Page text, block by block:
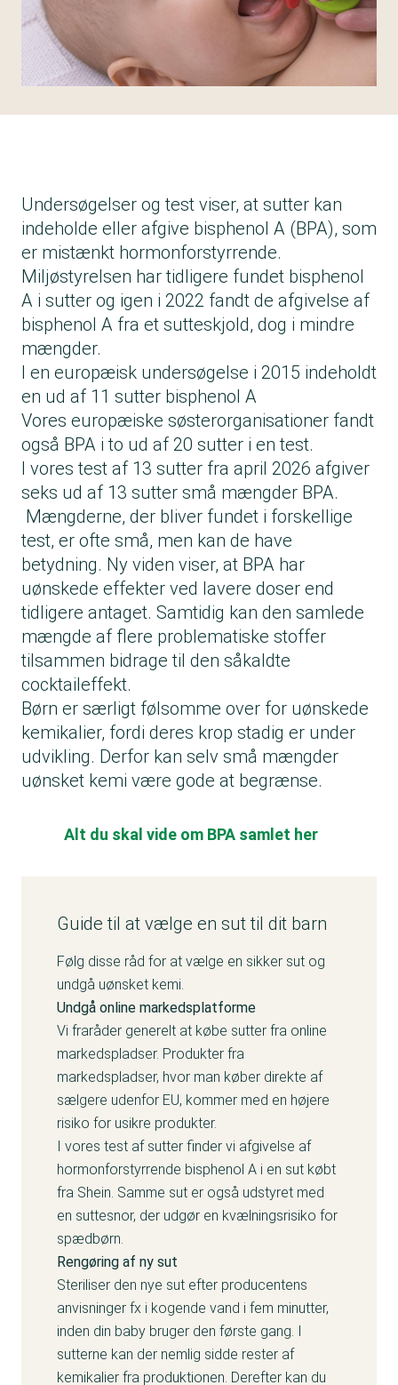
Undersøgelser og test viser, at sutter kan
indeholde eller afgive bisphenol A (BPA), som
er mistænkt hormonforstyrrende.
Miljøstyrelsen har tidligere fundet bisphenol
A i sutter og igen i 2022 fandt de afgivelse af
bisphenol A fra et sutteskjold, dog i mindre
mængder.
I en europæisk undersøgelse i 2015 indeholdt
en ud af 11 sutter bisphenol A
Vores europæiske søsterorganisationer fandt
også BPA i to ud af 20 sutter i en test.
I vores test af 13 sutter fra april 2026 afgiver
seks ud af 13 sutter små mængder BPA.
Mængderne, der bliver fundet i forskellige
test, er ofte små, men kan de have
betydning. Ny viden viser, at BPA har
uønskede effekter ved lavere doser end
tidligere antaget. Samtidig kan den samlede
mængde af flere problematiske stoffer
tilsammen bidrage til den såkaldte
cocktaileffekt.
Børn er særligt følsomme over for uønskede
kemikalier, fordi deres krop stadig er under
udvikling. Derfor kan selv små mængder
uønsket kemi være gode at begrænse.
Alt du skal vide om BPA samlet her
Guide til at vælge en sut til dit barn
Følg disse råd for at vælge en sikker sut og
undgå uønsket kemi.
Undgå online markedsplatforme
Vi fraråder generelt at købe sutter fra online
markedspladser. Produkter fra
markedspladser, hvor man køber direkte af
sælgere udenfor EU, kommer med en højere
risiko for usikre produkter.
I vores test af sutter finder vi afgivelse af
hormonforstyrrende bisphenol A i en sut købt
fra Shein. Samme sut er også udstyret med
en suttesnor, der udgør en kvælningsrisiko for
spædbørn.
Rengøring af ny sut
Steriliser den nye sut efter producentens
anvisninger fx i kogende vand i fem minutter,
inden din baby bruger den første gang. I
sutterne kan der nemlig sidde rester af
kemikalier fra produktionen. Derefter kan du